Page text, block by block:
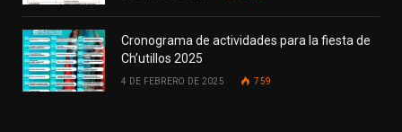
Cronograma de actividades para la fiesta de
Ch’utillos 2025
4 DE FEBRERO DE 2025 759